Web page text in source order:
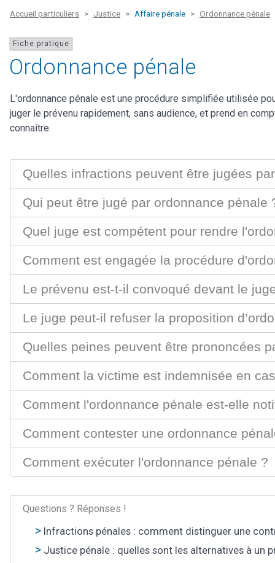
Accueil particuliers Justice Affaire pénale Ordonnance pénale
Fiche pratique
Ordonnance pénale
L'ordonnance pénale est une procédure simplifiée utilisée
juger le prévenu rapidement, sans audience, et prend en
connaître.
Quelles infractions peuvent être jugées
Qui peut être jugé par ordonnance pénale
Quel juge est compétent pour rendre
Comment est engagée la procédure
Le prévenu est-t-il convoqué devant le
Le juge peut-il refuser la proposition
Quelles peines peuvent être prononcées
Comment la victime est indemnisée en
Comment l'ordonnance pénale est-elle
Comment contester une ordonnance
Comment exécuter l'ordonnance pénale ?
Questions ? Réponses !
Infractions pénales : comment distinguer une
Justice pénale : quelles sont les alternatives à un